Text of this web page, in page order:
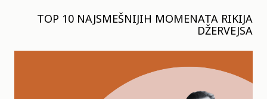
TOP 10 NAJSMEŠNIJIH MOMENATA RIKIJA
DŽERVEJSA